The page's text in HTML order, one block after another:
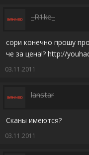
_R1ke_
сори конечно прошу
че за цена!? http://
03.11.2011
lanstar
Сканы имеются?
03.11.2011